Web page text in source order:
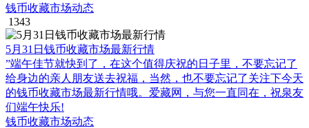
钱币收藏市场动态
1343
5月31日钱币收藏市场最新行情
”端午佳节就快到了，在这个值得庆祝的日子里，不要忘记了
给身边的亲人朋友送去祝福，当然，也不要忘记了关注下今天
的钱币收藏市场最新行情哦。爱藏网，与您一直同在，祝泉友
们端午快乐!
钱币收藏市场动态